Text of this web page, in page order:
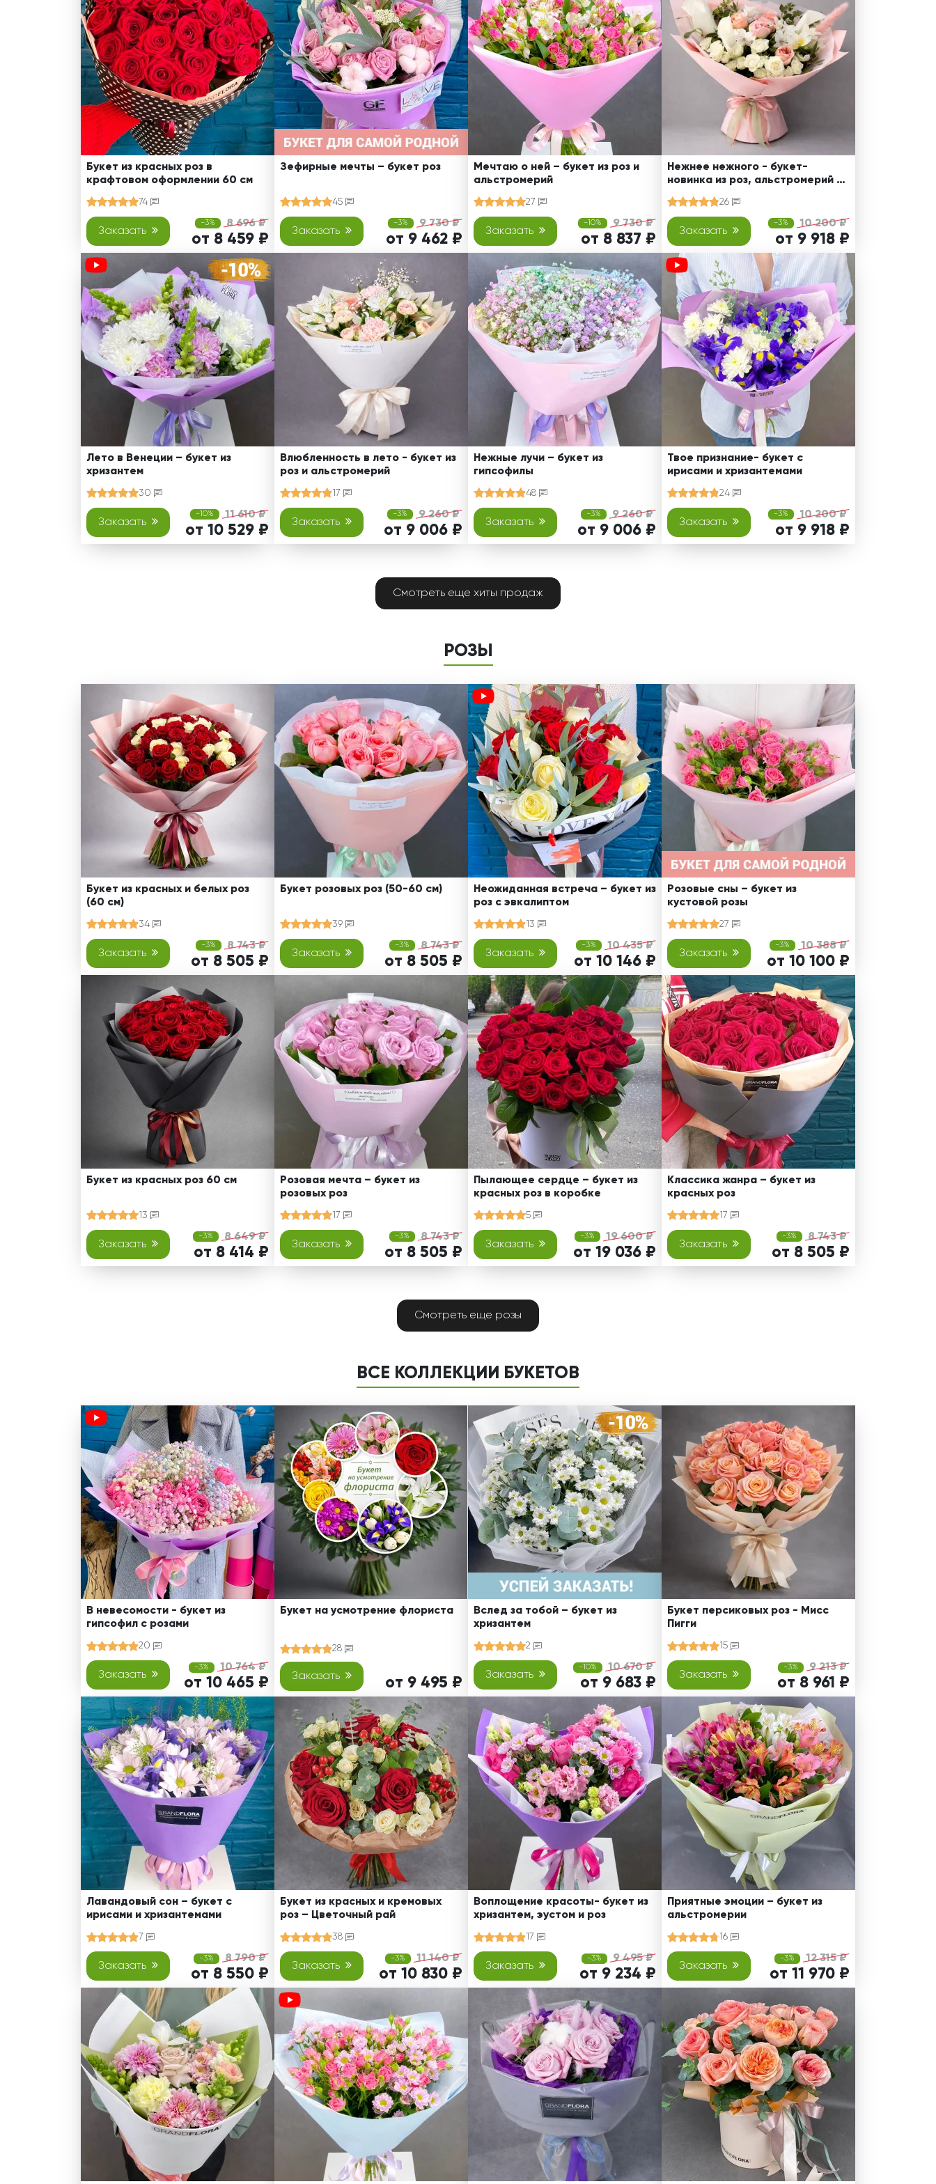
Розы поштучно
5 роз
7 роз
11 роз
15 роз
25 роз
51 роза
101 роза
Розы Гран-При
Корзины с розами
Кустовые розы
Миксы из роз
Сердца из роз
Монобукеты
Разноцветные
Эксклюзивные букеты
Смешанные
Хризантемы
Эустома
Свадьба
Свидание
Спасибо!
Юбилей
Подруге
Сестре
Брату
Врачу
Коллеге
Бабушке
Дедушке
Букет из красных роз в
крафтовом оформлении 60 см
74
Заказать
-3% 8 696 ₽
от 8 459 ₽
Зефирные мечты – букет роз
45
Заказать
-3% 9 730 ₽
от 9 462 ₽
Мечтаю о ней – букет из роз и
альстромерий
27
Заказать
-10% 9 730 ₽
от 8 837 ₽
Нежнее нежного - букет-
новинка из роз, альстромерий и
26
Заказать
-3% 10 200 ₽
от 9 918 ₽
Лето в Венеции – букет из
хризантем
30
Заказать
-10% 11 610 ₽
от 10 529 ₽
Влюбленность в лето - букет из
роз и альстромерий
17
Заказать
-3% 9 260 ₽
от 9 006 ₽
Нежные лучи – букет из
гипсофилы
48
Заказать
-3% 9 260 ₽
от 9 006 ₽
Твое признание- букет с
ирисами и хризантемами
24
Заказать
-3% 10 200 ₽
от 9 918 ₽
Смотреть еще хиты продаж
РОЗЫ
Букет из красных и белых роз
(60 см)
34
Заказать
-3% 8 743 ₽
от 8 505 ₽
Букет розовых роз (50-60 см)
39
Заказать
-3% 8 743 ₽
от 8 505 ₽
Неожиданная встреча – букет из
роз с эвкалиптом
13
Заказать
-3% 10 435 ₽
от 10 146 ₽
Розовые сны – букет из
кустовой розы
27
Заказать
-3% 10 388 ₽
от 10 100 ₽
Букет из красных роз 60 см
13
Заказать
-3% 8 649 ₽
от 8 414 ₽
Розовая мечта – букет из
розовых роз
17
Заказать
-3% 8 743 ₽
от 8 505 ₽
Пылающее сердце – букет из
красных роз в коробке
5
Заказать
-3% 19 600 ₽
от 19 036 ₽
Классика жанра – букет из
красных роз
17
Заказать
-3% 8 743 ₽
от 8 505 ₽
Смотреть еще розы
ВСЕ КОЛЛЕКЦИИ БУКЕТОВ
В невесомости - букет из
гипсофил с розами
20
Заказать
-3% 10 764 ₽
от 10 465 ₽
Букет на усмотрение флориста
28
Заказать от 9 495 ₽
Вслед за тобой – букет из
хризантем
2
Заказать
-10% 10 670 ₽
от 9 683 ₽
Букет персиковых роз - Мисс
Пигги
15
Заказать
-3% 9 213 ₽
от 8 961 ₽
Лавандовый сон – букет с
ирисами и хризантемами
7
Заказать
-3% 8 790 ₽
от 8 550 ₽
Букет из красных и кремовых
роз – Цветочный рай
38
Заказать
-3% 11 140 ₽
от 10 830 ₽
Воплощение красоты- букет из
хризантем, эустом и роз
17
Заказать
-3% 9 495 ₽
от 9 234 ₽
Приятные эмоции – букет из
альстромерии
16
Заказать
-3% 12 315 ₽
от 11 970 ₽